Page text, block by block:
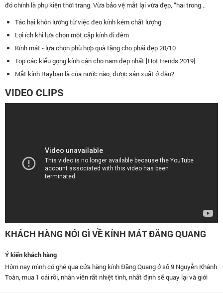
đó chính là phụ kiện thời trang. Vừa bảo vệ mắt lại vừa đẹp, “hai trong...
Tác hại khôn lường từ việc đeo kính kém chất lượng
Lợi ích khi lựa chọn một cặp kính đi đêm
Kính mát - lựa chọn phù hợp quà tặng cho phái đẹp 20/10
Top các kiểu gọng kính cận cho nam đẹp nhất [Hot trends 2019]
Mắt kính Rayban là của nước nào, được sản xuất ở đâu?
VIDEO CLIPS
KHÁCH HÀNG NÓI GÌ VỀ KÍNH MÁT ĐĂNG QUANG
Ý kiến khách hàng
Hôm nay mình có ghé qua cửa hàng kính Đăng Quang ở số 9 Nguyễn Khánh
Toàn, mua 1 cái rồi, nhân viên rất nhiệt tình, nhất định sẽ quay lại và giới